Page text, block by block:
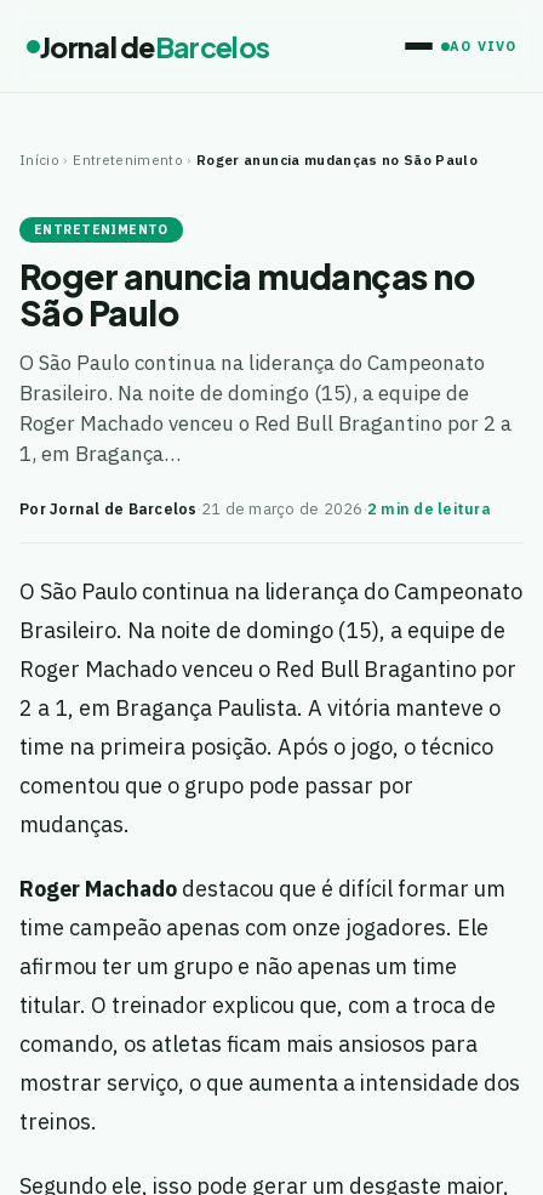
Jornal deBarcelos AO VIVO
Início › Entretenimento › Roger anuncia mudanças no São Paulo
ENTRETENIMENTO
Roger anuncia mudanças no
São Paulo
O São Paulo continua na liderança do Campeonato
Brasileiro. Na noite de domingo (15), a equipe de
Roger Machado venceu o Red Bull Bragantino por 2 a
1, em Bragança…
Por Jornal de Barcelos·21 de março de 2026·2 min de leitura
O São Paulo continua na liderança do Campeonato
Brasileiro. Na noite de domingo (15), a equipe de
Roger Machado venceu o Red Bull Bragantino por
2 a 1, em Bragança Paulista. A vitória manteve o
time na primeira posição. Após o jogo, o técnico
comentou que o grupo pode passar por
mudanças.
Roger Machado destacou que é difícil formar um
time campeão apenas com onze jogadores. Ele
afirmou ter um grupo e não apenas um time
titular. O treinador explicou que, com a troca de
comando, os atletas ficam mais ansiosos para
mostrar serviço, o que aumenta a intensidade dos
treinos.
Segundo ele, isso pode gerar um desgaste maior,